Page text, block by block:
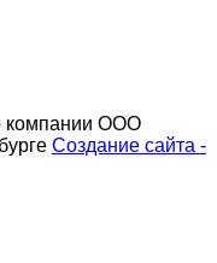
компании ООО
Создание сайта -